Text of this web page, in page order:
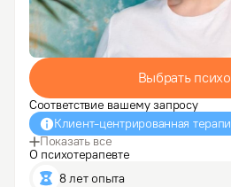
Выбрать
Соответствие вашему запросу
Клиент-центрированная
Показать все
О психотерапевте
8 лет опыта